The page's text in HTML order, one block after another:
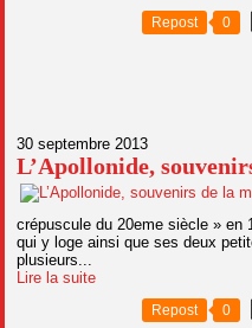
Repost 0
30 septembre 2013
L’Apollonide,
crépuscule du 20eme siècle » en
qui y loge ainsi que ses deux
plusieurs...
Lire la suite
Repost 0